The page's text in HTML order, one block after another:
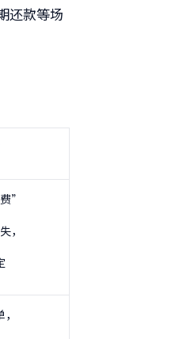
还款等场
”
，